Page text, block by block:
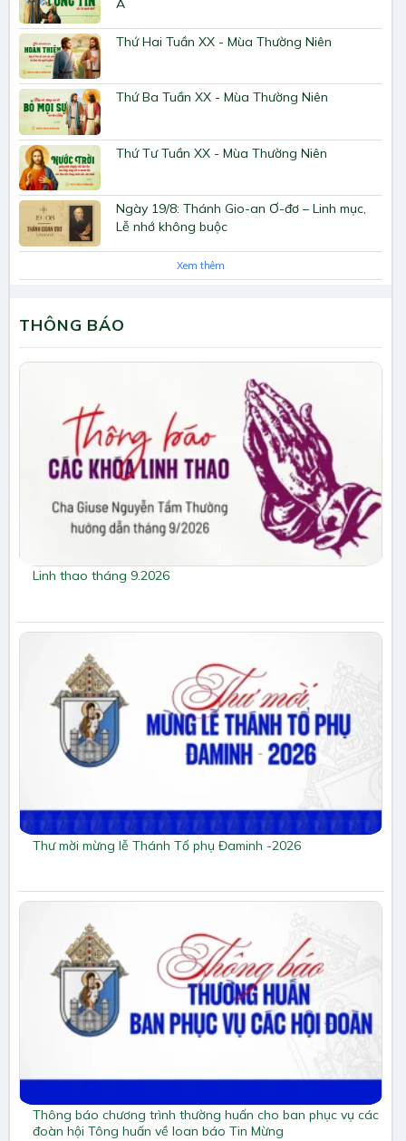
A
Thứ Hai Tuần XX - Mùa Thường Niên
Thứ Ba Tuần XX - Mùa Thường Niên
Thứ Tư Tuần XX - Mùa Thường Niên
Ngày 19/8: Thánh Gio-an Ơ-đơ – Linh mục,
Lễ nhớ không buộc
Xem thêm
THÔNG BÁO
Linh thao tháng 9.2026
Thư mời mừng lễ Thánh Tổ phụ Đaminh -2026
Thông báo chương trình thường huấn cho ban phục vụ các
đoàn hội Tông huấn về loan báo Tin Mừng